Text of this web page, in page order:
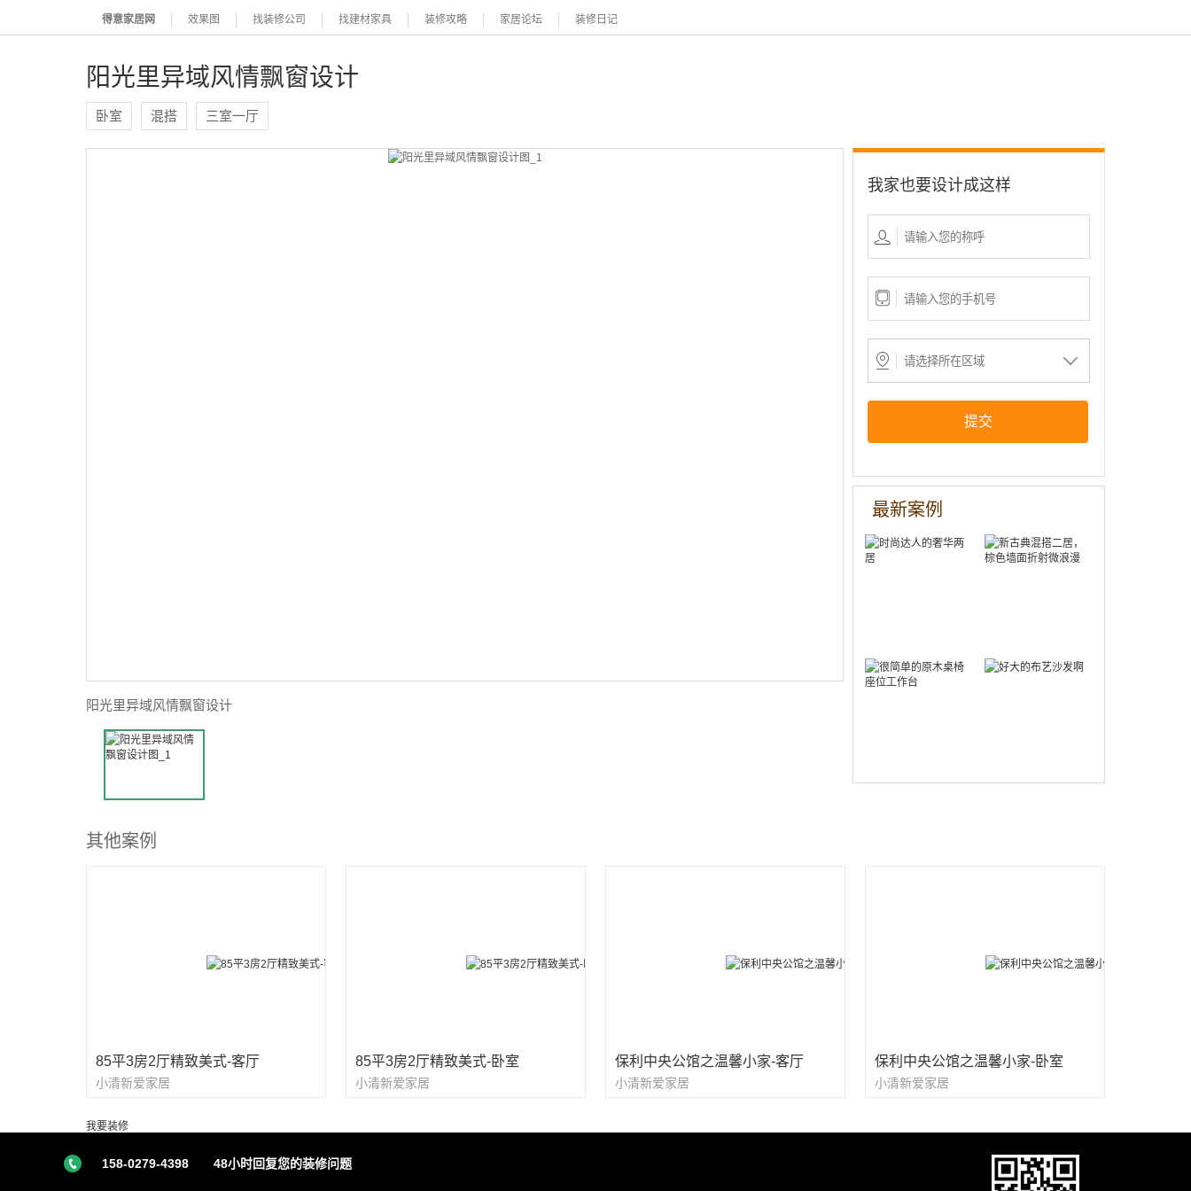
得意家居网 效果图 找装修公司 找建材家具 装修攻略 家居论坛 装修日记
阳光里异域风情飘窗设计
卧室 混搭 三室一厅
阳光里异域风情飘窗设计
我家也要设计成这样
提交
最新案例
华两居
新古典混搭二
其他案例
85平3房2厅精致美式-客厅
小清新爱家居
85平3房2厅精致美式-卧室
小清新爱家居
保利中央公馆之温馨小家-客厅
小清新爱家居
保利中央公馆之温馨小家-卧室
小清新爱家居
我要装修
158-0279-4398 48小时回复您的装修问题